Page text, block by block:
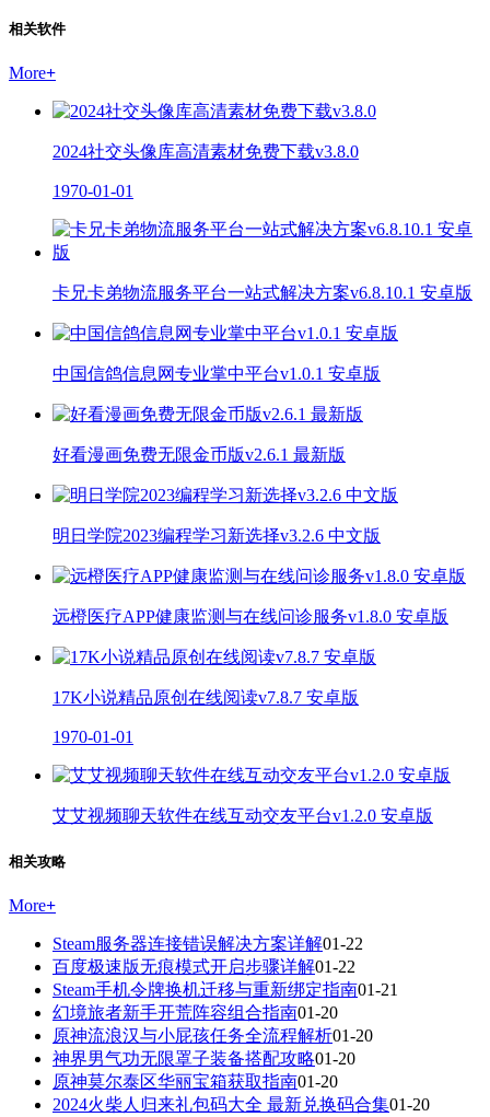
相关软件
More+
2024社交头像库高清素材免费下载v3.8.0
1970-01-01
卡兄卡弟物流服务平台一站式解决方案v6.8.10.1 安卓版
中国信鸽信息网专业掌中平台v1.0.1 安卓版
好看漫画免费无限金币版v2.6.1 最新版
明日学院2023编程学习新选择v3.2.6 中文版
远橙医疗APP健康监测与在线问诊服务v1.8.0 安卓版
17K小说精品原创在线阅读v7.8.7 安卓版
1970-01-01
艾艾视频聊天软件在线互动交友平台v1.2.0 安卓版
相关攻略
More+
Steam服务器连接错误解决方案详解01-22
百度极速版无痕模式开启步骤详解01-22
Steam手机令牌换机迁移与重新绑定指南01-21
幻境旅者新手开荒阵容组合指南01-20
原神流浪汉与小屁孩任务全流程解析01-20
神界男气功无限罩子装备搭配攻略01-20
原神莫尔泰区华丽宝箱获取指南01-20
2024火柴人归来礼包码大全 最新兑换码合集01-20